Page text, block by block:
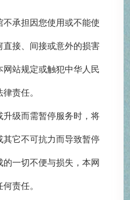
承担因您使用或不能使
直接、间接或意外的损害
站规定或触犯中华人民
责任。
级而需暂停服务时，将
它不可抗力而导致暂停
一切不便与损失，本网
责任。